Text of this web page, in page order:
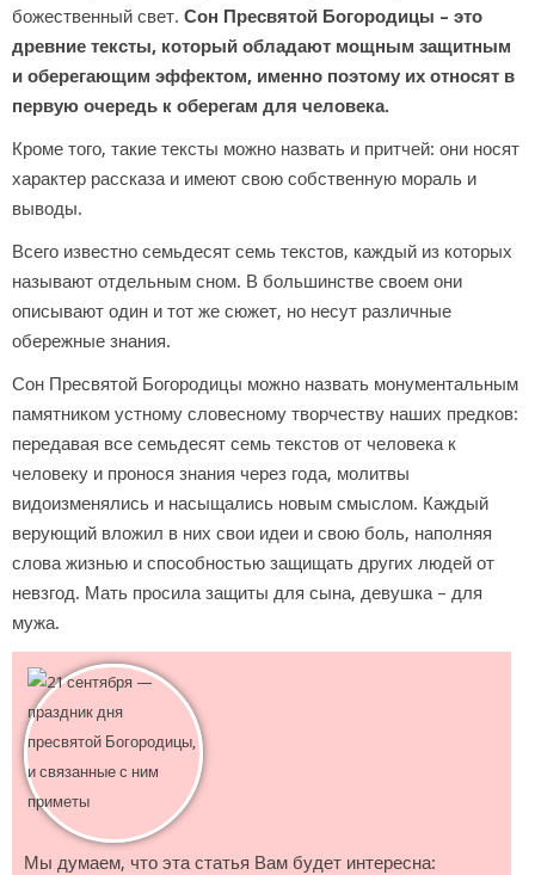
божественный свет. Сон Пресвятой Богородицы – это
древние тексты, который обладают мощным защитным
и оберегающим эффектом, именно поэтому их относят в
первую очередь к оберегам для человека.
Кроме того, такие тексты можно назвать и притчей: они носят
характер рассказа и имеют свою собственную мораль и
выводы.
Всего известно семьдесят семь текстов, каждый из которых
называют отдельным сном. В большинстве своем они
описывают один и тот же сюжет, но несут различные
обережные знания.
Сон Пресвятой Богородицы можно назвать монументальным
памятником устному словесному творчеству наших предков:
передавая все семьдесят семь текстов от человека к
человеку и пронося знания через года, молитвы
видоизменялись и насыщались новым смыслом. Каждый
верующий вложил в них свои идеи и свою боль, наполняя
слова жизнью и способностью защищать других людей от
невзгод. Мать просила защиты для сына, девушка – для
мужа.
Мы думаем, что эта статья Вам будет интересна: